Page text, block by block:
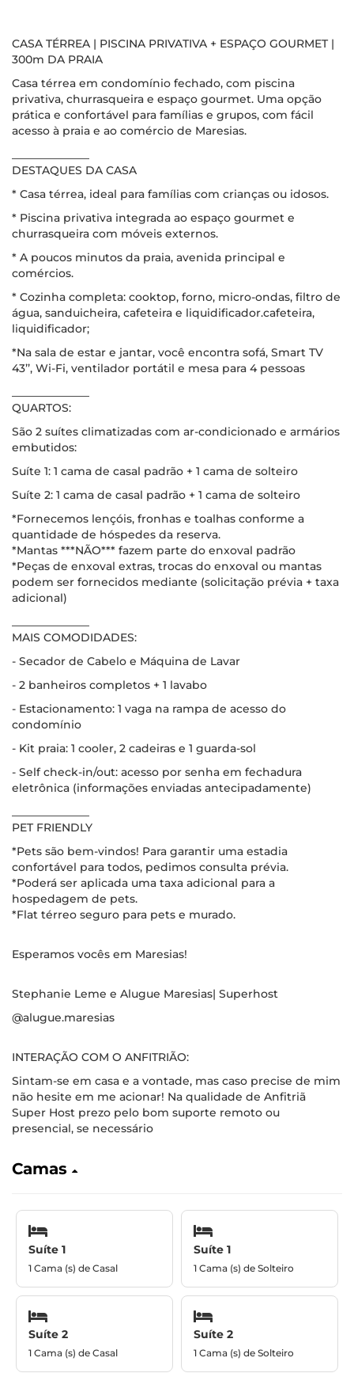
CASA TÉRREA | PISCINA PRIVATIVA + ESPAÇO GOURMET |
300m DA PRAIA
Casa térrea em condomínio fechado, com piscina
privativa, churrasqueira e espaço gourmet. Uma opção
prática e confortável para famílias e grupos, com fácil
acesso à praia e ao comércio de Maresias.
DESTAQUES DA CASA
* Casa térrea, ideal para famílias com crianças ou idosos.
* Piscina privativa integrada ao espaço gourmet e
churrasqueira com móveis externos.
* A poucos minutos da praia, avenida principal e
comércios.
* Cozinha completa: cooktop, forno, micro-ondas, filtro de
água, sanduicheira, cafeteira e liquidificador.cafeteira,
liquidificador;
*Na sala de estar e jantar, você encontra sofá, Smart TV
43’’, Wi-Fi, ventilador portátil e mesa para 4 pessoas
QUARTOS:
São 2 suítes climatizadas com ar-condicionado e armários
embutidos:
Suíte 1: 1 cama de casal padrão + 1 cama de solteiro
Suíte 2: 1 cama de casal padrão + 1 cama de solteiro
*Fornecemos lençóis, fronhas e toalhas conforme a
quantidade de hóspedes da reserva.
*Mantas ***NÃO*** fazem parte do enxoval padrão
*Peças de enxoval extras, trocas do enxoval ou mantas
podem ser fornecidos mediante (solicitação prévia + taxa
adicional)
MAIS COMODIDADES:
- Secador de Cabelo e Máquina de Lavar
- 2 banheiros completos + 1 lavabo
- Estacionamento: 1 vaga na rampa de acesso do
condomínio
- Kit praia: 1 cooler, 2 cadeiras e 1 guarda-sol
- Self check-in/out: acesso por senha em fechadura
eletrônica (informações enviadas antecipadamente)
PET FRIENDLY
*Pets são bem-vindos! Para garantir uma estadia
confortável para todos, pedimos consulta prévia.
*Poderá ser aplicada uma taxa adicional para a
hospedagem de pets.
*Flat térreo seguro para pets e murado.
Esperamos vocês em Maresias!
Stephanie Leme e Alugue Maresias| Superhost
@alugue.maresias
INTERAÇÃO COM O ANFITRIÃO:
Sintam-se em casa e a vontade, mas caso precise de mim
não hesite em me acionar! Na qualidade de Anfitriã
Super Host prezo pelo bom suporte remoto ou
presencial, se necessário
Camas
Suíte 1
1 Cama (s) de Casal
Suíte 1
1 Cama (s) de Solteiro
Suíte 2
1 Cama (s) de Casal
Suíte 2
1 Cama (s) de Solteiro